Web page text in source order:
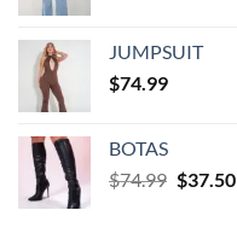
JUMPSUIT
$74.99
BOTAS
$74.99 $37.50